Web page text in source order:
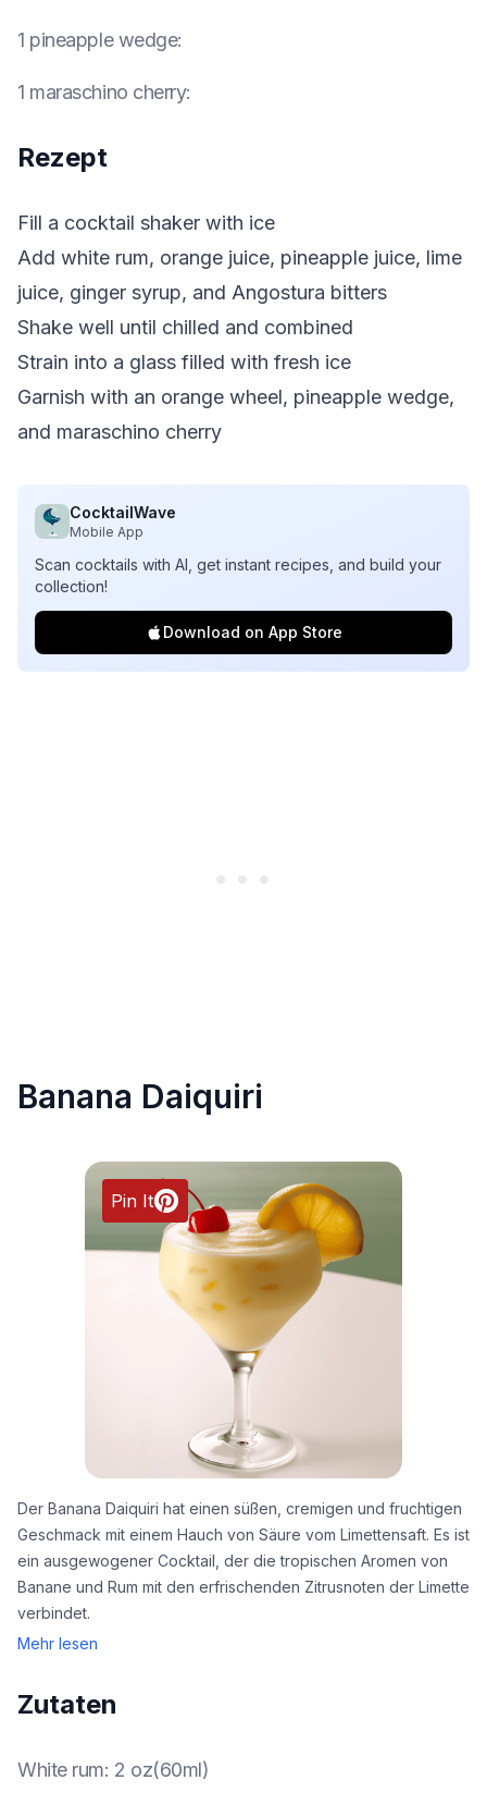
1 pineapple wedge:
1 maraschino cherry:
Rezept
Fill a cocktail shaker with ice
Add white rum, orange juice, pineapple juice, lime
juice, ginger syrup, and Angostura bitters
Shake well until chilled and combined
Strain into a glass filled with fresh ice
Garnish with an orange wheel, pineapple wedge,
and maraschino cherry
CocktailWave
Mobile App
Scan cocktails with AI, get instant recipes, and build your
collection!
Download on App Store
Banana Daiquiri
Pin It
Der Banana Daiquiri hat einen süßen, cremigen und fruchtigen
Geschmack mit einem Hauch von Säure vom Limettensaft. Es ist
ein ausgewogener Cocktail, der die tropischen Aromen von
Banane und Rum mit den erfrischenden Zitrusnoten der Limette
verbindet.
Mehr lesen
Zutaten
White rum: 2 oz(60ml)